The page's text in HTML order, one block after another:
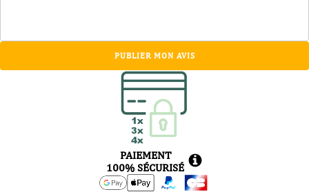
PUBLIER MON AVIS
PAIEMENT
100% SÉCURISÉ